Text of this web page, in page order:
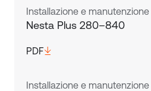
Installazione e manutenzione
Nesta Plus 280–840
PDF
Installazione e manutenzione